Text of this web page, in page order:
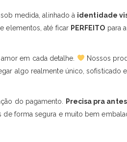
medida, alinhado à identidade
elementos, até ficar PERFEITO para
em cada detalhe. Nossos
algo realmente único, sofisticado
do pagamento.
Precisa pra
forma segura e muito bem